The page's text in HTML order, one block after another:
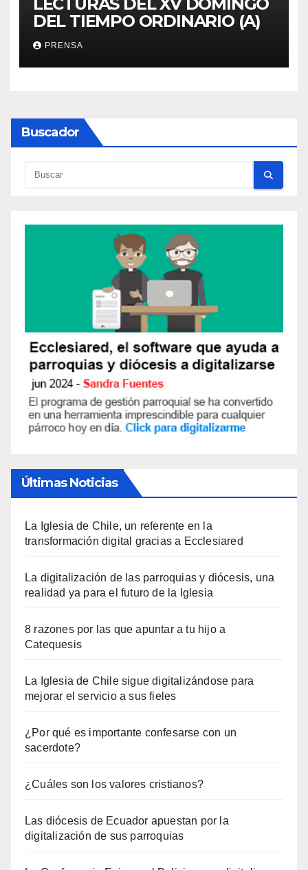
DEL TIEMPO ORDINARIO (A)
PRENSA
Buscador
Últimas Noticias
La Iglesia de Chile, un referente en la
transformación digital gracias a Ecclesiared
La digitalización de las parroquias y diócesis, una
realidad ya para el futuro de la Iglesia
8 razones por las que apuntar a tu hijo a
Catequesis
La Iglesia de Chile sigue digitalizándose para
mejorar el servicio a sus fieles
¿Por qué es importante confesarse con un
sacerdote?
¿Cuáles son los valores cristianos?
Las diócesis de Ecuador apuestan por la
digitalización de sus parroquias